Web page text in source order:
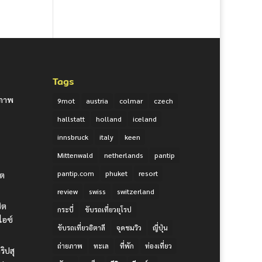
าพ
อซ์
ปสุ
Tags
9mot austria colmar
czech
hallstatt
holland
iceland
innsbruck
italy
keen
Mittenwald
netherlands
pantip
pantip.com
phuket
resort
review
swiss
switzerland
กระบี่
ขับรถเที่ยวยุโรป
ขับรถเที่ยวอิตาลี
จุดชมวิว
ญี่ปุ่น
ถ่ายภาพ
ทะเล ที่พัก
ท่องเที่ยว